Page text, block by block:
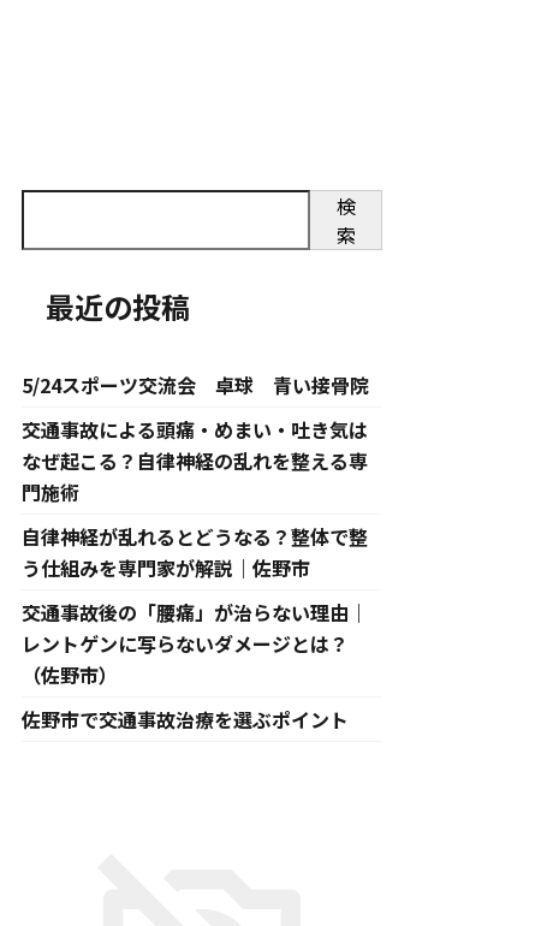
検
索
最近の投稿
5/24スポーツ交流会 卓球 青い接骨院
交通事故による頭痛・めまい・吐き気は
なぜ起こる？自律神経の乱れを整える専
門施術
自律神経が乱れるとどうなる？整体で整
う仕組みを専門家が解説｜佐野市
交通事故後の「腰痛」が治らない理由｜
レントゲンに写らないダメージとは？
（佐野市）
佐野市で交通事故治療を選ぶポイント